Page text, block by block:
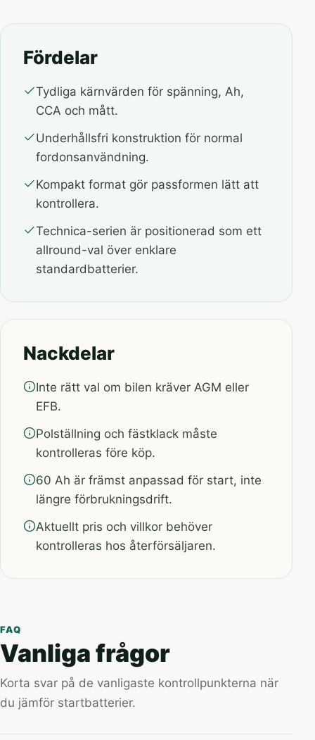
Fördelar
Tydliga kärnvärden för spänning, Ah,
CCA och mått.
Underhållsfri konstruktion för normal
fordonsanvändning.
Kompakt format gör passformen lätt att
kontrollera.
Technica-serien är positionerad som ett
allround-val över enklare
standardbatterier.
Nackdelar
Inte rätt val om bilen kräver AGM eller
EFB.
Polställning och fästklack måste
kontrolleras före köp.
60 Ah är främst anpassad för start, inte
längre förbrukningsdrift.
Aktuellt pris och villkor behöver
kontrolleras hos återförsäljaren.
FAQ
Vanliga frågor
Korta svar på de vanligaste kontrollpunkterna när
du jämför startbatterier.